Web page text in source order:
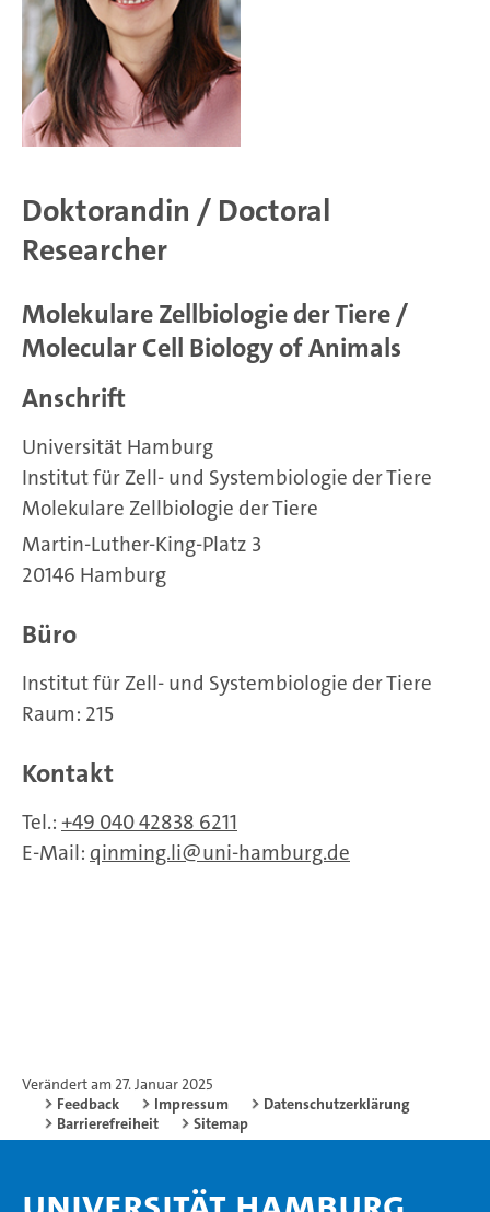
Doktorandin / Doctoral
Researcher
Molekulare Zellbiologie der Tiere /
Molecular Cell Biology of Animals
Anschrift
Universität Hamburg
Institut für Zell- und Systembiologie der Tiere
Molekulare Zellbiologie der Tiere
Martin-Luther-King-Platz 3
20146 Hamburg
Büro
Institut für Zell- und Systembiologie der Tiere
Raum: 215
Kontakt
Tel.: +49 040 42838 6211
E-Mail: qinming.li uni-hamburg.de
Verändert am 27. Januar 2025
Feedback
Impressum
Datenschutzerklärung
Barrierefreiheit
Sitemap